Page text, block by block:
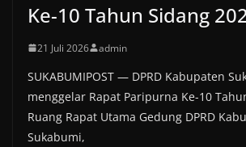
Ke-10 Tahun Sidang
21 Juli 2026 admin
SUKABUMIPOST — DPRD Kabupaten
menggelar Rapat Paripurna Ke-10
Ruang Rapat Utama Gedung DPRD
Sukabumi,